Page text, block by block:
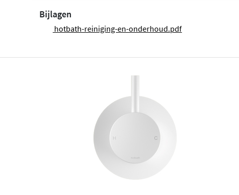
Bijlagen
hotbath-reiniging-en-onderhoud.pdf